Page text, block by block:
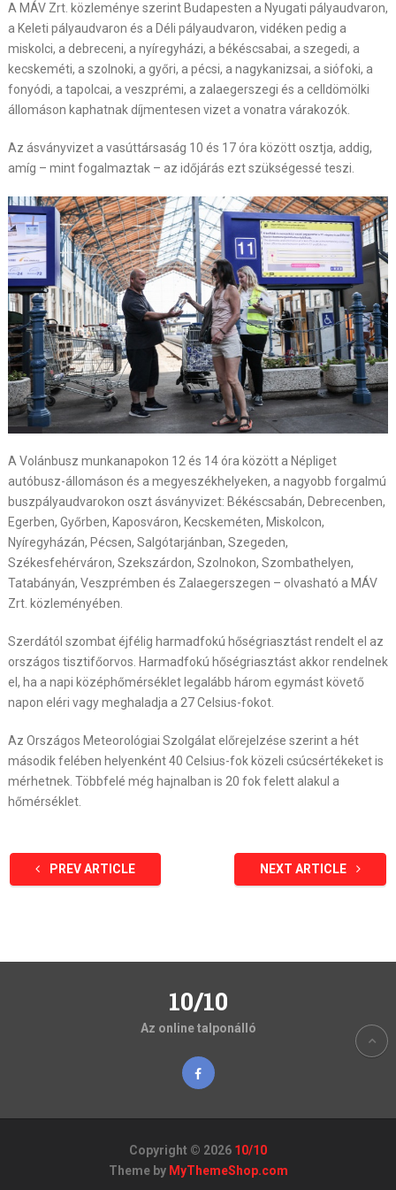
A MÁV Zrt. közleménye szerint Budapesten a Nyugati pályaudvaron,
a Keleti pályaudvaron és a Déli pályaudvaron, vidéken pedig a
miskolci, a debreceni, a nyíregyházi, a békéscsabai, a szegedi, a
kecskeméti, a szolnoki, a győri, a pécsi, a nagykanizsai, a siófoki, a
fonyódi, a tapolcai, a veszprémi, a zalaegerszegi és a celldömölki
állomáson kaphatnak díjmentesen vizet a vonatra várakozók.
Az ásványvizet a vasúttársaság 10 és 17 óra között osztja, addig,
amíg – mint fogalmaztak – az időjárás ezt szükségessé teszi.
A Volánbusz munkanapokon 12 és 14 óra között a Népliget
autóbusz-állomáson és a megyeszékhelyeken, a nagyobb forgalmú
buszpályaudvarokon oszt ásványvizet: Békéscsabán, Debrecenben,
Egerben, Győrben, Kaposváron, Kecskeméten, Miskolcon,
Nyíregyházán, Pécsen, Salgótarjánban, Szegeden,
Székesfehérváron, Szekszárdon, Szolnokon, Szombathelyen,
Tatabányán, Veszprémben és Zalaegerszegen – olvasható a MÁV
Zrt. közleményében.
Szerdától szombat éjfélig harmadfokú hőségriasztást rendelt el az
országos tisztifőorvos. Harmadfokú hőségriasztást akkor rendelnek
el, ha a napi középhőmérséklet legalább három egymást követő
napon eléri vagy meghaladja a 27 Celsius-fokot.
Az Országos Meteorológiai Szolgálat előrejelzése szerint a hét
második felében helyenként 40 Celsius-fok közeli csúcsértékeket is
mérhetnek. Többfelé még hajnalban is 20 fok felett alakul a
hőmérséklet.
PREV ARTICLE NEXT ARTICLE
10/10
Az online talponálló
Copyright © 2026 10/10
Theme by MyThemeShop.com